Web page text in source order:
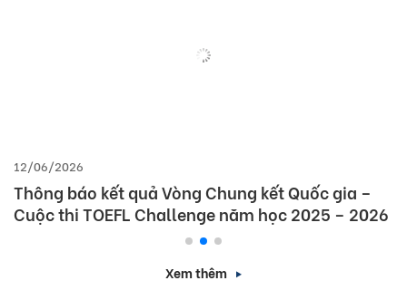
12/06/2026
Thông báo kết quả Vòng Chung kết Quốc gia –
Cuộc thi TOEFL Challenge năm học 2025 – 2026
Xem thêm